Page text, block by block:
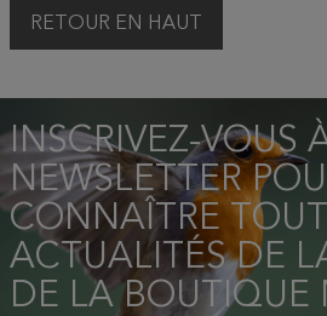
RETOUR EN HAUT
INSCRIVEZ-VOUS
NEWSLETTER
CONNAÎTRE
ACTUALITÉS DE
DE LA BOUTIQUE